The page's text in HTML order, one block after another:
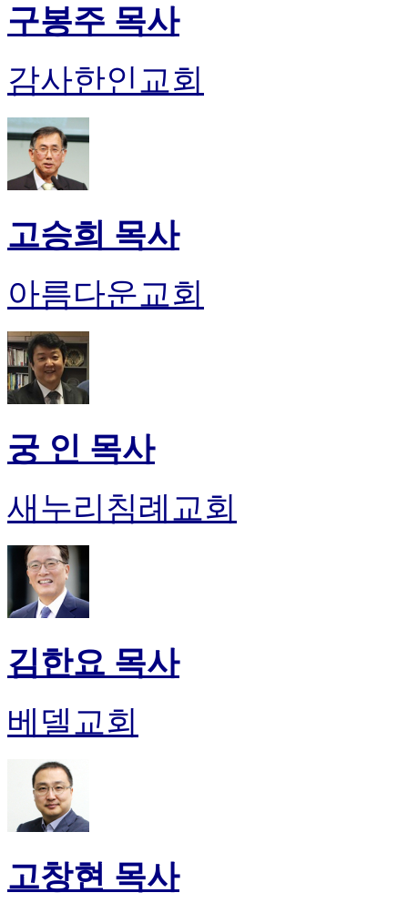
구봉주 목사
감사한인교회
고승희 목사
아름다운교회
궁 인 목사
새누리침례교회
김한요 목사
베델교회
고창현 목사